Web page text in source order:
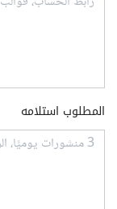
المطلوب استلامه